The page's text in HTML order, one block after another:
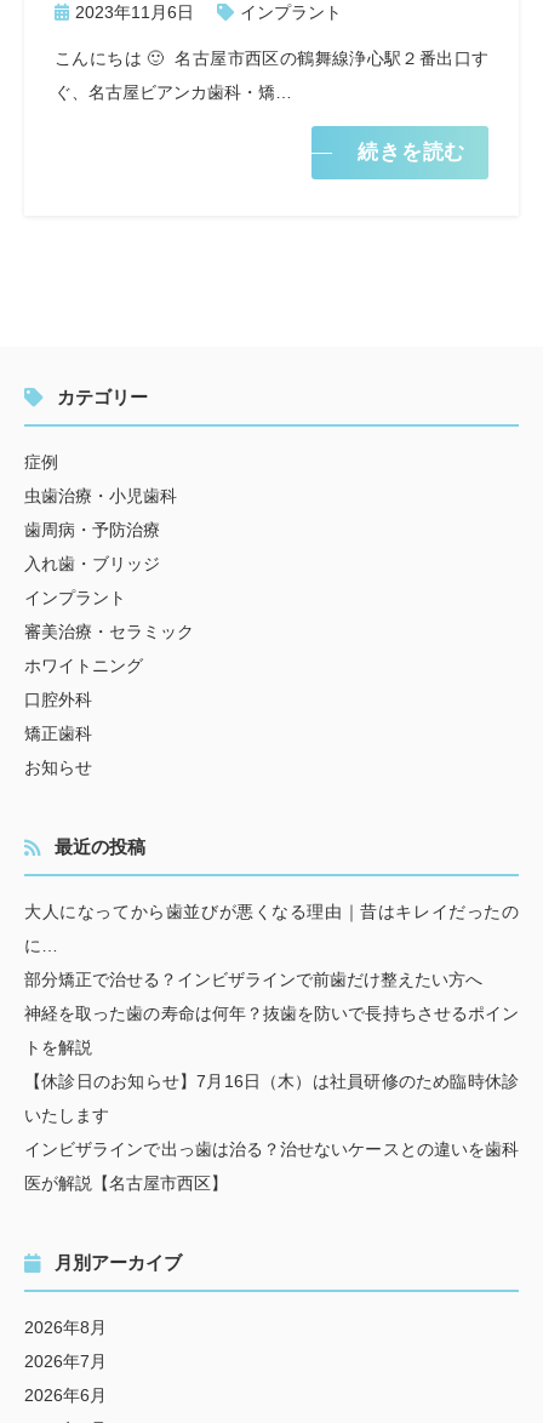
2023年11月6日 インプラント
こんにちは 🙂 名古屋市西区の鶴舞線浄心駅２番出口す
ぐ、名古屋ビアンカ歯科・矯…
続きを読む
カテゴリー
症例
虫歯治療・小児歯科
歯周病・予防治療
入れ歯・ブリッジ
インプラント
審美治療・セラミック
ホワイトニング
口腔外科
矯正歯科
お知らせ
最近の投稿
大人になってから歯並びが悪くなる理由｜昔はキレイだったの
に…
部分矯正で治せる？インビザラインで前歯だけ整えたい方へ
神経を取った歯の寿命は何年？抜歯を防いで長持ちさせるポイン
トを解説
【休診日のお知らせ】7月16日（木）は社員研修のため臨時休診
いたします
インビザラインで出っ歯は治る？治せないケースとの違いを歯科
医が解説【名古屋市西区】
月別アーカイブ
2026年8月
2026年7月
2026年6月